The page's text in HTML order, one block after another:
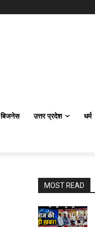
बिजनेस उत्तर प्रदेश धर्म
MOST READ